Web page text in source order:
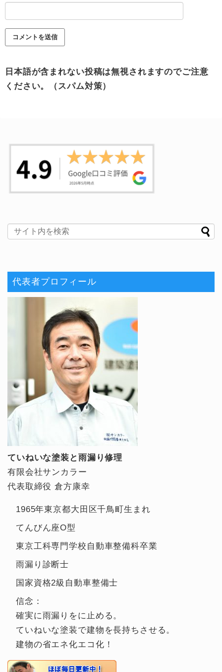
日本語が含まれない投稿は無視されますのでご注意
ください。（スパム対策）
代表者プロフィール
ていねいな塗装と雨漏り修理
有限会社サンカラー
代表取締役 倉方康幸
1965年東京都大田区千鳥町生まれ
てんびん座O型
東京工科専門学校自動車整備科卒業
雨漏り診断士
国家資格2級自動車整備士
信念：
確実に雨漏りをに止める。
ていねいな塗装で建物を長持ちさせる。
建物の省エネ化エコ化！